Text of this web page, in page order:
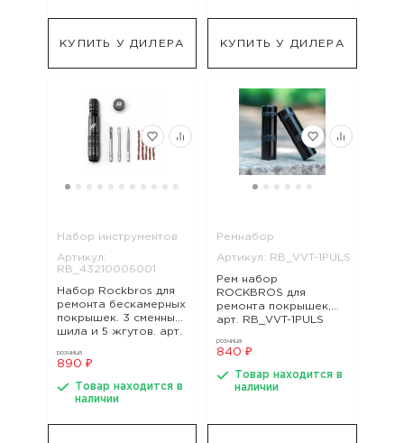
КУПИТЬ У ДИЛЕРА КУПИТЬ У ДИЛЕРА
Набор инструментов
Артикул:
RB_43210006001
Набор Rockbros для
ремонта бескамерных
покрышек. 3 сменных
шила и 5 жгутов. арт.
RB_43210006001
розница
890 ₽
Товар находится в
наличии
Ремнабор
Артикул: RB_VVT-1PULS
Рем набор
ROCKBROS для
ремонта покрышек,
арт. RB_VVT-1PULS
розница
840 ₽
Товар находится в
наличии